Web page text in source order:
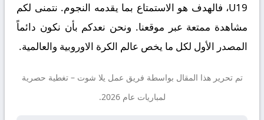
U19، فالهدف هو الاستمتاع بما يقدمه النجوم. نتمنى لكم
مشاهدة ممتعة عبر موقعنا. ونحن نعدكم بأن نكون دائماً
المصدر الأول لكل ما يخص عالم الكرة الاوروبية والعالمية.
تم تحرير هذا المقال بواسطة فريق عمل يلا شوت – تغطية حصرية
لمباريات عام 2026.